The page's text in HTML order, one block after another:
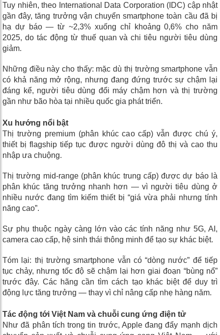
Tuy nhiên, theo International Data Corporation (IDC) cập nhật
gần đây, tăng trưởng vận chuyển smartphone toàn cầu đã bị
hạ dự báo — từ ~2,3% xuống chỉ khoảng0,6% cho năm
2025, do tác động từ thuế quan và chi tiêu người tiêu dùng
giảm.
Những điều này cho thấy: mặc dù thị trường smartphone vẫn
có khả năng mở rộng, nhưng đang đứng trước sự chậm lại
đáng kể, người tiêu dùng đổi máy chậm hơn và thị trường
gần như bão hòa tại nhiều quốc gia phát triển.
Xu hướng nổi bật
Thị trường premium (phân khúc cao cấp) vẫn được chú ý,
thiết bị flagship tiếp tục được người dùng đô thị và cao thu
nhập ưa chuộng.
Thị trường mid-range (phân khúc trung cấp) được dự báo là
phân khúc tăng trưởng nhanh hơn — vì người tiêu dùng ở
nhiều nước đang tìm kiếm thiết bị “giá vừa phải nhưng tính
năng cao”.
Sự phụ thuộc ngày càng lớn vào các tính năng như 5G, AI,
camera cao cấp, hệ sinh thái thông minh để tạo sự khác biệt.
Tóm lại: thị trường smartphone vẫn có “dòng nước” để tiếp
tục chảy, nhưng tốc độ sẽ chậm lại hơn giai đoạn “bùng nổ”
trước đây. Các hãng cần tìm cách tạo khác biệt để duy trì
động lực tăng trưởng — thay vì chỉ nâng cấp nhẹ hàng năm.
Tác động tới Việt Nam và chuỗi cung ứng điện tử
Như đã phân tích trong tin trước, Apple đang đẩy mạnh dịch